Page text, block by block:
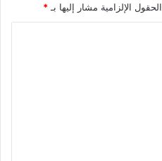
الحقول الإلزامية مشار إليها بـ *